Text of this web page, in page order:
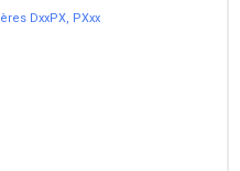
DxxPX, PXxx